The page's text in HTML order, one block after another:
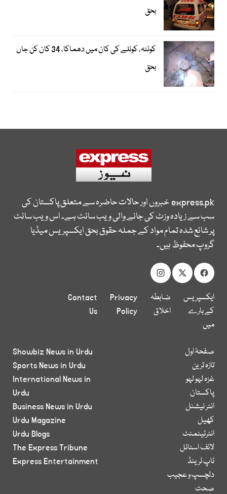
بحق
کوئٹہ، کوئلے کی کان میں دھماکا، 34 کان کن جاں
بحق
express.pkخبروں اور حالات حاضرہ سے متعلق پاکستان کی
سب سے زیادہ وزٹ کی جانے والی ویب سائٹ ہے۔ اس ویب سائٹ
پر شائع شدہ تمام مواد کے جملہ حقوق بحق ایکسپریس میڈیا
گروپ محفوظ ہیں۔
ایکسپریس
کے بارے
میں
ضابطہ
اخلاق
Privacy
Policy
Contact
Us
صفحۂ اول
تازہ ترین
غزہ لہو لہو
پاکستان
انٹر نیشنل
کھیل
انٹرٹینمنٹ
لائف اسٹائل
ٹاپ ٹرینڈ
دلچسپ و عجیب
صحت
Showbiz News in Urdu
Sports News in Urdu
International News in
Urdu
Business News in Urdu
Urdu Magazine
Urdu Blogs
The Express Tribune
Express Entertainment